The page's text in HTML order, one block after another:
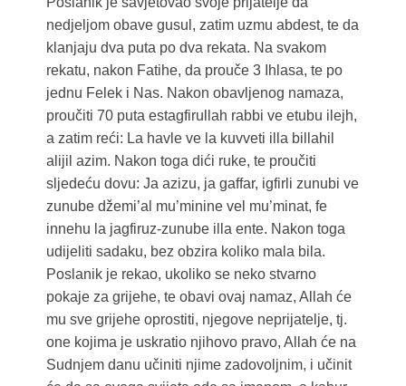
nedjeljom obave gusul, zatim uzmu abdest, te da
klanjaju dva puta po dva rekata. Na svakom
rekatu, nakon Fatihe, da prouče 3 Ihlasa, te po
jednu Felek i Nas. Nakon obavljenog namaza,
proučiti 70 puta estagfirullah rabbi ve etubu ilejh,
a zatim reći: La havle ve la kuvveti illa billahil
alijil azim. Nakon toga dići ruke, te proučiti
sljedeću dovu: Ja azizu, ja gaffar, igfirli zunubi ve
zunube džemi’al mu’minine vel mu’minat, fe
innehu la jagfiruz-zunube illa ente. Nakon toga
udijeliti sadaku, bez obzira koliko mala bila.
Poslanik je rekao, ukoliko se neko stvarno
pokaje za grijehe, te obavi ovaj namaz, Allah će
mu sve grijehe oprostiti, njegove neprijatelje, tj.
one kojima je uskratio njihovo pravo, Allah će na
Sudnjem danu učiniti njime zadovoljnim, i učinit